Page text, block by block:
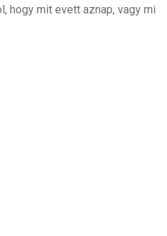
hogy mit evett aznap, vagy mi